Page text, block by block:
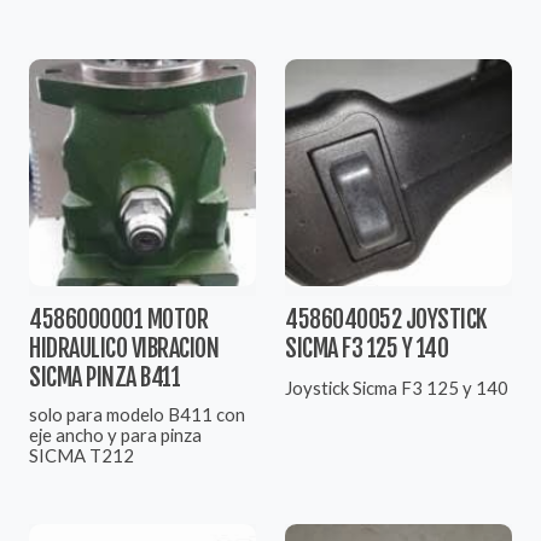
4586000001 MOTOR
HIDRAULICO VIBRACION
SICMA PINZA B411
solo para modelo B411 con
eje ancho y para pinza
SICMA T212
4586040052 JOYSTICK
SICMA F3 125 Y 140
Joystick Sicma F3 125 y 140